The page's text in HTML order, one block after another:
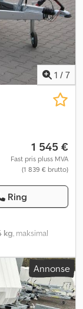
1 / 7
1 545 €
Fast pris pluss MVA
(1 839 € brutto)
Ring
kg , maksimal
1 450 mm,
Annonse